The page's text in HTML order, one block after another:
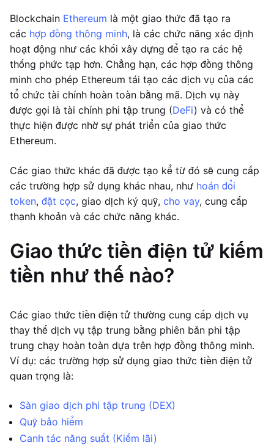
Blockchain Ethereum là một giao thức đã tạo ra
các hợp đồng thông minh, là các chức năng xác định
hoạt động như các khối xây dựng để tạo ra các hệ
thống phức tạp hơn. Chẳng hạn, các hợp đồng thông
minh cho phép Ethereum tái tạo các dịch vụ của các
tổ chức tài chính hoàn toàn bằng mã. Dịch vụ này
được gọi là tài chính phi tập trung (DeFi) và có thể
thực hiện được nhờ sự phát triển của giao thức
Ethereum.
Các giao thức khác đã được tạo kể từ đó sẽ cung cấp
các trường hợp sử dụng khác nhau, như hoán đổi
token, đặt cọc, giao dịch ký quỹ, cho vay, cung cấp
thanh khoản và các chức năng khác.
Giao thức tiền điện tử kiếm
tiền như thế nào?
Các giao thức tiền điện tử thường cung cấp dịch vụ
thay thế dịch vụ tập trung bằng phiên bản phi tập
trung chạy hoàn toàn dựa trên hợp đồng thông minh.
Ví dụ: các trường hợp sử dụng giao thức tiền điện tử
quan trọng là:
Sàn giao dịch phi tập trung (DEX)
Quỹ bảo hiểm
Canh tác năng suất (Kiếm lãi)